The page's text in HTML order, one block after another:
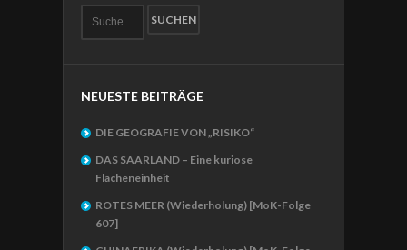
NEUESTE BEITRÄGE
DIE GEOGRAFIE VON „RISIKO“
DAS SAARLAND – Eine kuriose
Flächeneinheit
ROTES MEER (Wiederholung) [MoK-Folge
607]